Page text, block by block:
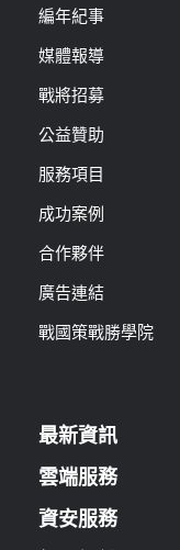
編年紀事
媒體報導
戰將招募
公益贊助
服務項目
成功案例
合作夥伴
廣告連結
戰國策戰勝學院
最新資訊
雲端服務
資安服務